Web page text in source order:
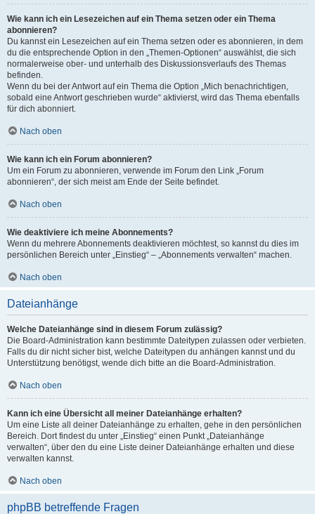
Wie kann ich ein Lesezeichen auf ein Thema setzen oder ein Thema
abonnieren?
Du kannst ein Lesezeichen auf ein Thema setzen oder es abonnieren, in dem
du die entsprechende Option in den „Themen-Optionen“ auswählst, die sich
normalerweise ober- und unterhalb des Diskussionsverlaufs des Themas
befinden.
Wenn du bei der Antwort auf ein Thema die Option „Mich benachrichtigen,
sobald eine Antwort geschrieben wurde“ aktivierst, wird das Thema ebenfalls
für dich abonniert.
Nach oben
Wie kann ich ein Forum abonnieren?
Um ein Forum zu abonnieren, verwende im Forum den Link „Forum
abonnieren“, der sich meist am Ende der Seite befindet.
Nach oben
Wie deaktiviere ich meine Abonnements?
Wenn du mehrere Abonnements deaktivieren möchtest, so kannst du dies im
persönlichen Bereich unter „Einstieg“ – „Abonnements verwalten“ machen.
Nach oben
Dateianhänge
Welche Dateianhänge sind in diesem Forum zulässig?
Die Board-Administration kann bestimmte Dateitypen zulassen oder verbieten.
Falls du dir nicht sicher bist, welche Dateitypen du anhängen kannst und du
Unterstützung benötigst, wende dich bitte an die Board-Administration.
Nach oben
Kann ich eine Übersicht all meiner Dateianhänge erhalten?
Um eine Liste all deiner Dateianhänge zu erhalten, gehe in den persönlichen
Bereich. Dort findest du unter „Einstieg“ einen Punkt „Dateianhänge
verwalten“, über den du eine Liste deiner Dateianhänge erhalten und diese
verwalten kannst.
Nach oben
phpBB betreffende Fragen